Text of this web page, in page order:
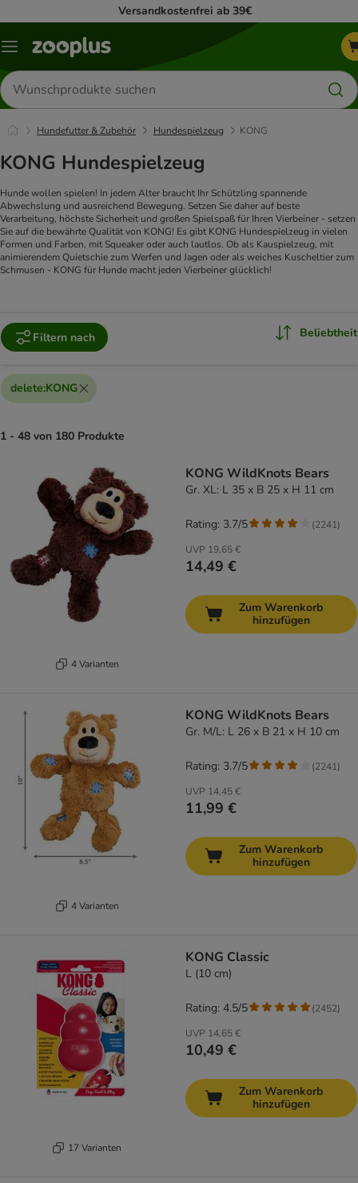
Versandkostenfrei ab 39€
Menü
Produkte
suchen
Hundefutter & Zubehör Hundespielzeug KONG
KONG Hundespielzeug
Hunde wollen spielen! In jedem Alter braucht Ihr Schützling spannende
Abwechslung und ausreichend Bewegung. Setzen Sie daher auf beste
Verarbeitung, höchste Sicherheit und großen Spielspaß für Ihren Vierbeiner - setzen
Sie auf die bewährte Qualität von KONG! Es gibt KONG Hundespielzeug in vielen
Formen und Farben, mit Squeaker oder auch lautlos. Ob als Kauspielzeug, mit
animierendem Quietschie zum Werfen und Jagen oder als weiches Kuscheltier zum
Schmusen - KONG für Hunde macht jeden Vierbeiner glücklich!
Filtern nach Beliebtheit
delete:KONG
1 - 48 von 180 Produkte
4 Varianten
KONG WildKnots Bears
Gr. XL: L 35 x B 25 x H 11 cm
UVP 19,65 €
14,49 €
Rating: 3.7/5 (2241)
Zum Warenkorb
hinzufügen
4 Varianten
KONG WildKnots Bears
Gr. M/L: L 26 x B 21 x H 10 cm
UVP 14,45 €
11,99 €
Rating: 3.7/5 (2241)
Zum Warenkorb
hinzufügen
17 Varianten
KONG Classic
L (10 cm)
UVP 14,65 €
10,49 €
Rating: 4.5/5 (2452)
Zum Warenkorb
hinzufügen